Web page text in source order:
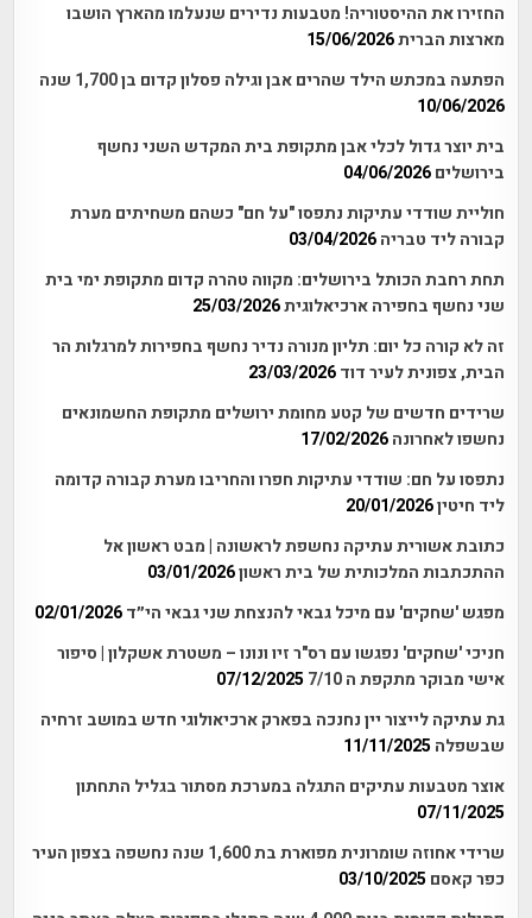
החזירו את ההיסטוריה! מטבעות נדירים שנעלמו מהארץ הושבו
מארצות הברית15/06/2026
הפתעה במכתש הילד שהרים אבן וגילה פסלון קדום בן 1,700 שנה
10/06/2026
בית יוצר גדול לכלי אבן מתקופת בית המקדש השני נחשף
בירושלים 04/06/2026
חוליית שודדי עתיקות נתפסו "על חם" כשהם משחיתים מערת
קבורה ליד טבריה 03/04/2026
תחת רחבת הכותל בירושלים: מקווה טהרה קדום מתקופת ימי בית
שני נחשף בחפירה ארכיאלוגית25/03/2026
זה לא קורה כל יום: תליון מנורה נדיר נחשף בחפירות למרגלות הר
הבית, צפונית לעיר דוד 23/03/2026
שרידים חדשים של קטע מחומת ירושלים מתקופת החשמונאים
נחשפו לאחרונה 17/02/2026
נתפסו על חם: שודדי עתיקות חפרו והחריבו מערת קבורה קדומה
ליד חיטין20/01/2026
כתובת אשורית עתיקה נחשפת לראשונה | מבט ראשון אל
ההתכתבות המלכותית של בית ראשון03/01/2026
מפגש 'שחקים' עם מיכל גבאי להנצחת שני גבאי הי״ד 02/01/2026
חניכי 'שחקים' נפגשו עם רס"ר זיו ונונו – משטרת אשקלון | סיפור
אישי מבוקר מתקפת ה 7/10
07/12/2025
גת עתיקה לייצור יין נחנכה בפארק ארכיאולוגי חדש במושב זרחיה
שבשפלה 11/11/2025
אוצר מטבעות עתיקים התגלה במערכת מסתור בגליל התחתון
07/11/2025
שרידי אחוזה שומרונית מפוארת בת 1,600 שנה נחשפה בצפון העיר
כפר קאסם 03/10/2025